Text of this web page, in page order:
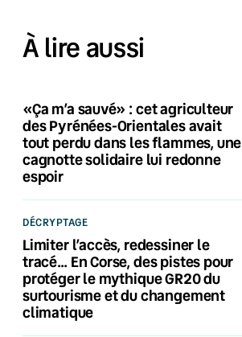
À lire aussi
«Ça m’a sauvé» : cet agriculteur
des Pyrénées-Orientales avait
tout perdu dans les flammes, une
cagnotte solidaire lui redonne
espoir
DÉCRYPTAGE
Limiter l’accès, redessiner le
tracé… En Corse, des pistes pour
protéger le mythique GR20 du
surtourisme et du changement
climatique